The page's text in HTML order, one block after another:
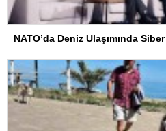
NATO’da Deniz Ulaşımında